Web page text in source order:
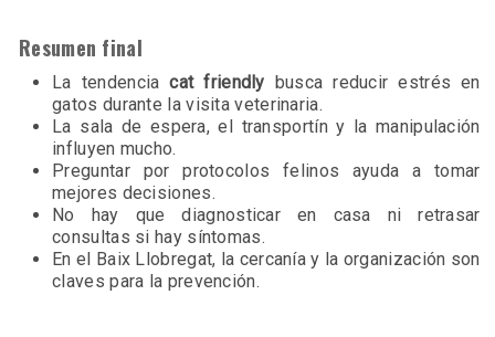
Resumen final
La tendenciacat friendly busca reducir estrés en
gatos durante la visita veterinaria.
La sala de espera, el transportín y la manipulación
influyen mucho.
Preguntar por protocolos felinos ayuda a tomar
mejores decisiones.
No hay que diagnosticar en casa ni retrasar
consultas si hay síntomas.
En el Baix Llobregat, la cercanía y la organización son
claves para la prevención.